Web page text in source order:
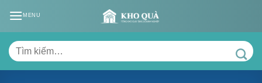
MENU
Tìm
kiếm: